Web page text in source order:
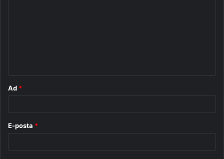
Ad *
E-posta *